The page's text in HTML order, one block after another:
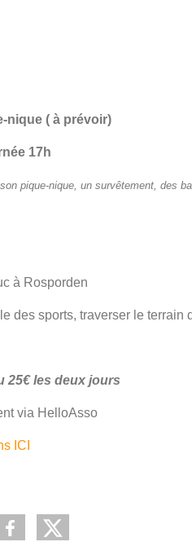
nique ( à prévoir)
17h
pique-nique, un survêtement, des
à Rosporden
des sports, traverser le terrain
25€ les deux jours
via HelloAsso
ICI